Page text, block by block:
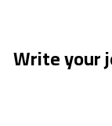
Write your